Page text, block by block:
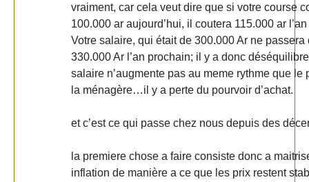
vraiment, car cela veut dire que si votre course
100.000 ar aujourd’hui, il coutera 115.000 ar
Votre salaire, qui était de 300.000 Ar ne passera
330.000 Ar l’an prochain; il y a donc
salaire n’augmente pas au meme rythme que le
la ménagère…il y a perte du pourvoir d’achat.
et c’est ce qui passe chez nous depuis des
la premiere chose a faire consiste donc a
inflation de manière a ce que les prix restent